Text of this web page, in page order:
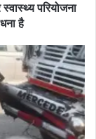
परियोजना
है